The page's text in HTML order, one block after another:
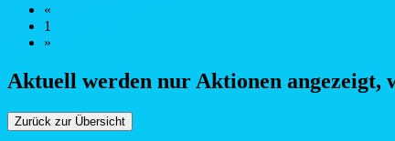
«
1
»
Aktuell werden nur Aktionen angezeigt,
Zurück zur Übersicht